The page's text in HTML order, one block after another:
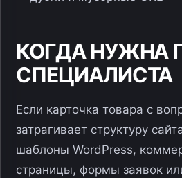
КОГДА НУЖНА
СПЕЦИАЛИСТА
Если карточка товара с
затрагивает структуру
шаблоны WordPress,
страницы, формы заявок